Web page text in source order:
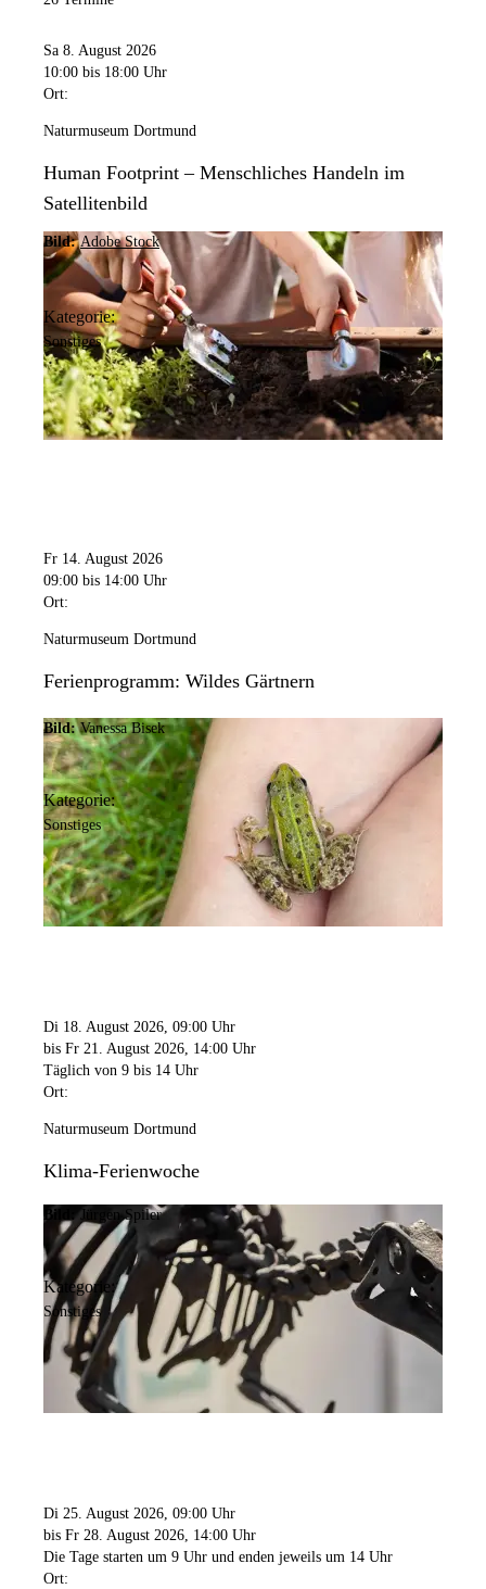
Sa 8. August 2026
10:00 bis 18:00 Uhr
Ort:
Naturmuseum Dortmund
Human Footprint – Menschliches Handeln im
Satellitenbild
Bild: Adobe Stock
Kategorie:
Sonstiges
Fr 14. August 2026
09:00 bis 14:00 Uhr
Ort:
Naturmuseum Dortmund
Ferienprogramm: Wildes Gärtnern
Bild: Vanessa Bisek
Kategorie:
Sonstiges
Di 18. August 2026, 09:00 Uhr
bis Fr 21. August 2026, 14:00 Uhr
Täglich von 9 bis 14 Uhr
Ort:
Naturmuseum Dortmund
Klima-Ferienwoche
Bild: Jürgen Spiler
Kategorie:
Sonstiges
Di 25. August 2026, 09:00 Uhr
bis Fr 28. August 2026, 14:00 Uhr
Die Tage starten um 9 Uhr und enden jeweils um 14 Uhr
Ort: